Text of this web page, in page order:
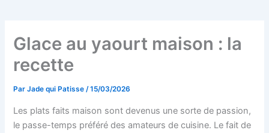
Glace au yaourt maison : la
recette
ParJade qui Patisse/15/03/2026
Les plats faits maison sont devenus une sorte de passion,
le passe-temps préféré des amateurs de cuisine. Le fait de